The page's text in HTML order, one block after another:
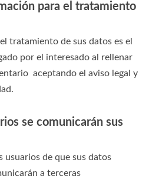
para el tratamiento
tratamiento de sus datos es el
por el interesado al rellenar
aceptando el aviso legal y
se comunicarán sus
usuarios de que sus datos
a terceras